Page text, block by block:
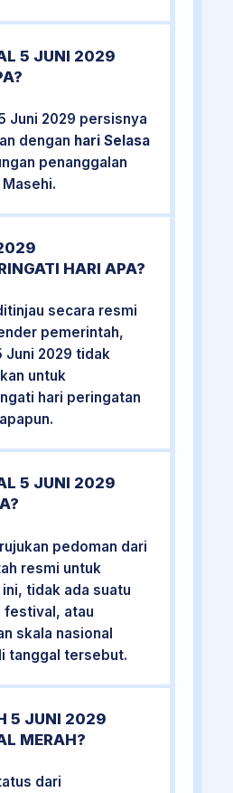
5 JUNI 2029
Juni 2029 persisnya
dengan hari Selasa
penanggalan
HARI APA?
secara resmi
pemerintah,
Juni 2029 tidak
untuk
hari peringatan
5 JUNI 2029
pedoman dari
resmi untuk
tidak ada suatu
festival, atau
skala nasional
tanggal tersebut.
5 JUNI 2029
MERAH?
dari